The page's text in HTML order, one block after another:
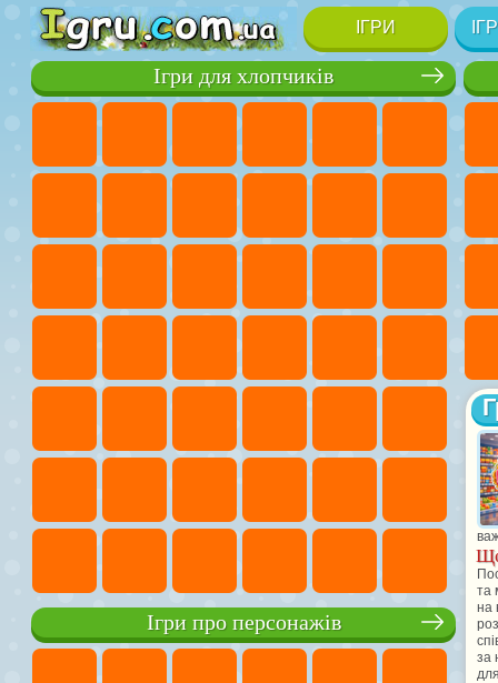
ІГРИ
Ігри для хлопчиків
Ігри про персонажів
та
на
за